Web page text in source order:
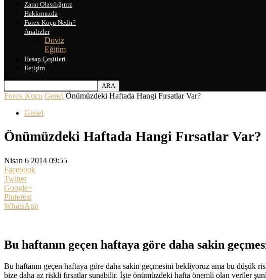
Zarar Olasılığınız
Hakkımızda
Forex Koçu Nedir?
Analizler
Doviz
Eğitim
Hesap Çeşitleri
İletişim
Forex Koçu Genel Önümüzdeki Haftada Hangi Fırsatlar Var?
Genel
Önümüzdeki Haftada Hangi Fırsatlar Var?
Nisan 6 2014 09:55
Facebook
Twitter
Google+
Pinterest
WhatsApp
Bu haftanın geçen haftaya göre daha sakin
Bu haftanın geçen haftaya göre daha sakin geçmesini bekliyoruz ama bu düşük
bize daha az riskli fırsatlar sunabilir. İşte önümüzdeki hafta önemli olan veriler